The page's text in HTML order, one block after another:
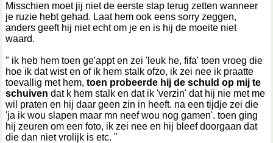
Misschien moet jij niet de eerste stap terug zetten wanneer
je ruzie hebt gehad. Laat hem ook eens sorry zeggen,
anders geeft hij niet echt om je en is hij de moeite niet
waard.
" ik heb hem toen ge'appt en zei 'leuk he, fifa' toen vroeg die
hoe ik dat wist en of ik hem stalk ofzo, ik zei nee ik praatte
toevallig met hem, toen probeerde hij de schuld op mij te
schuiven dat k hem stalk en dat ik 'verzin' dat hij nie met me
wil praten en hij daar geen zin in heeft. na een tijdje zei die
'ja ik wou slapen maar mn neef wou nog gamen'. toen ging
hij zeuren om een foto, ik zei nee en hij bleef doorgaan dat
die dan niet vrolijk is etc. "